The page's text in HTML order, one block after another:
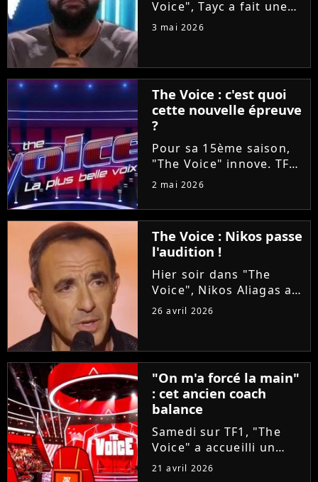
Voice", Tayc a fait une
proposition en or à
enregistrer un duo sur
son nouvel album
"Joÿa". Et le chanteur a
tenu...
3 mai 2026
The Voice : c'est quoi
cette nouvelle épreuve
?
Pour sa 15ème saison,
"The Voice" innove. TF1
va proposer ce soir aux
d'assister à deux
épreuves en une : les
Qualifications et les
Battles. On vous
explique tout !
2 mai 2026
The Voice : Nikos passe
l'audition !
Hier soir dans "The
Voice", Nikos Aliagas a
réservé une surprise de
d'un candidat. A-t-il
réussi à convaincre Lara
Fabian, Florent Pagny,...
26 avril 2026
"On m'a forcé la main"
: cet ancien coach
balance
Samedi sur TF1, "The
Voice" a accueilli un
invité exceptionnel pour
21 avril 2026